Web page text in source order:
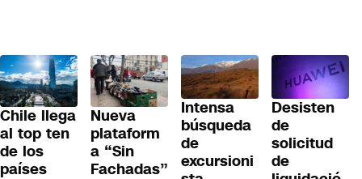
Chile llega
al top ten
de los
países
Nueva
plataform
a “Sin
Fachadas”
Intensa
búsqueda
de
excursioni
Desisten
de
solicitud
de